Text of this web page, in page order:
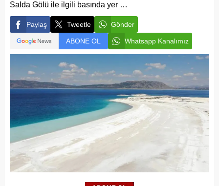
Salda Gölü ile ilgili basında yer …
Paylaş Tweetle Gönder
ABONE OL Whatsapp Kanalımız